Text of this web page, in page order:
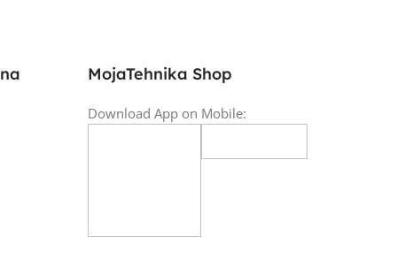
MojaTehnika Shop
Download App on Mobile: